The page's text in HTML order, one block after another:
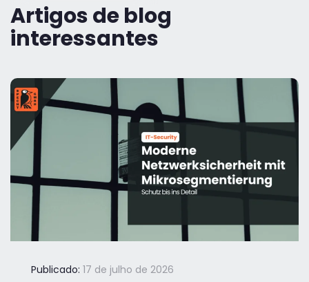
Artigos de blog
interessantes
Publicado: 17 de julho de 2026